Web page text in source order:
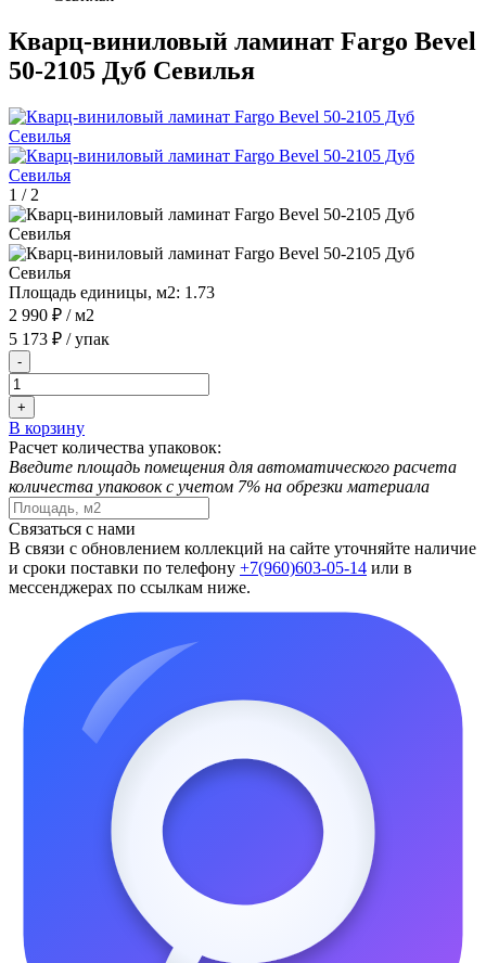
Кварц-виниловый ламинат Fargo Bevel
50-2105 Дуб Севилья
1 / 2
Площадь единицы, м2: 1.73
2 990 ₽ / м2
5 173 ₽ / упак
-
+
В корзину
Расчет количества упаковок:
Введите площадь помещения для автоматического расчета
количества упаковок с учетом 7% на обрезки материала
Связаться с нами
В связи с обновлением коллекций на сайте уточняйте наличие
и сроки поставки по телефону +7(960)603-05-14 или в
мессенджерах по ссылкам ниже.